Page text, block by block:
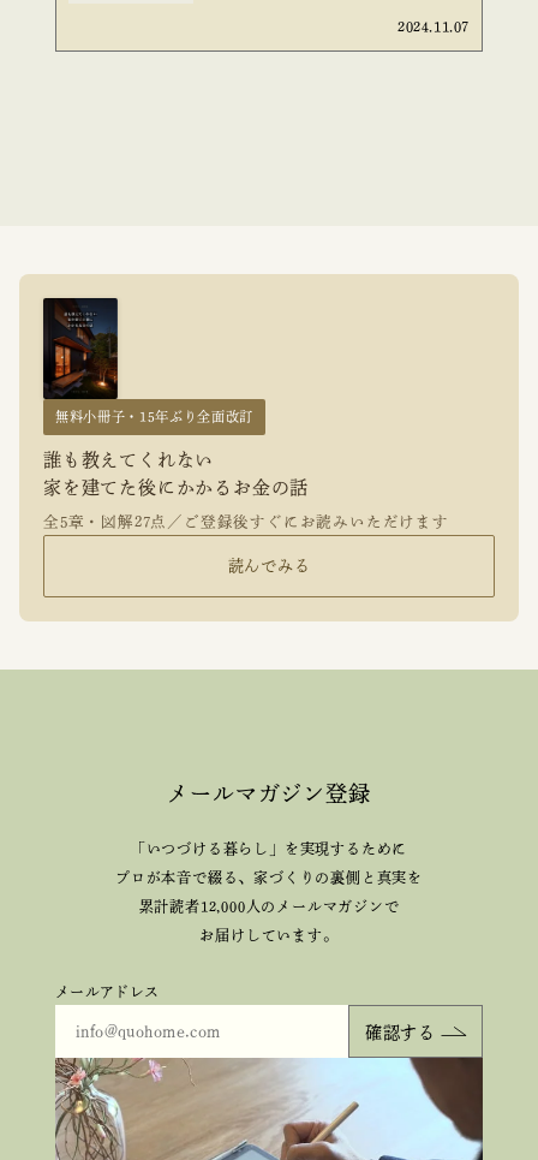
2024.11.07
無料小冊子・15年ぶり全面改訂
誰も教えてくれない
家を建てた後にかかるお金の話
全5章・図解27点／ご登録後すぐにお読みいただけます
読んでみる
メールマガジン登録
「いつづける暮らし」を実現するために
プロが本音で綴る、家づくりの裏側と真実を
累計読者12,000人のメールマガジンで
お届けしています。
メールアドレス